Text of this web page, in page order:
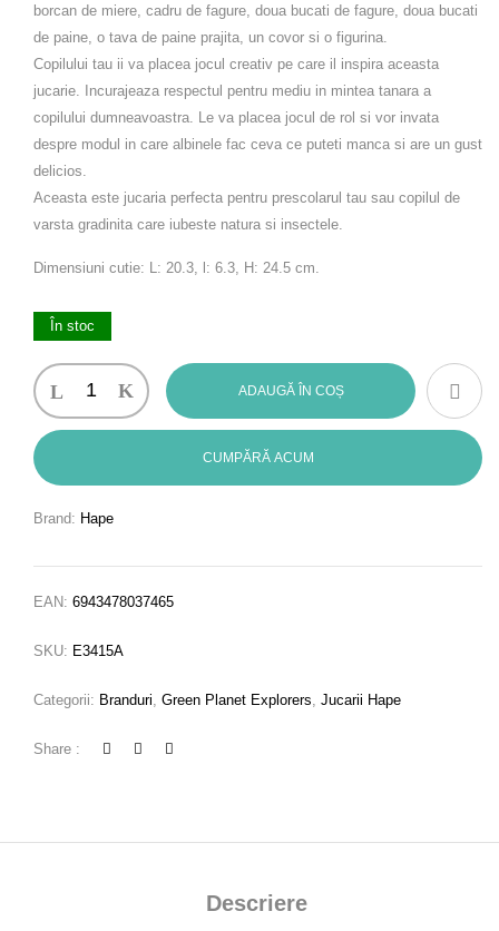
borcan de miere, cadru de fagure, doua bucati de fagure, doua bucati
de paine, o tava de paine prajita, un covor si o figurina.
Copilului tau ii va placea jocul creativ pe care il inspira aceasta
jucarie. Incurajeaza respectul pentru mediu in mintea tanara a
copilului dumneavoastra. Le va placea jocul de rol si vor invata
despre modul in care albinele fac ceva ce puteti manca si are un gust
delicios.
Aceasta este jucaria perfecta pentru prescolarul tau sau copilul de
varsta gradinita care iubeste natura si insectele.
Dimensiuni cutie: L: 20.3, l: 6.3, H: 24.5 cm.
În stoc
Cantitate
Jucarie
din
Picnic
miere
(14
ADAUGĂ ÎN COȘ
CUMPĂRĂ ACUM
Brand: Hape
EAN: 6943478037465
SKU: E3415A
Categorii: Branduri Green Planet Explorers Jucarii Hape
Share :
Descriere